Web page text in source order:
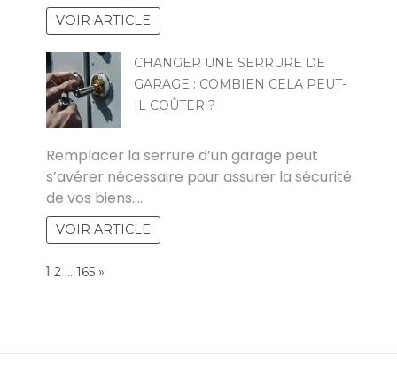
VOIR ARTICLE
CHANGER UNE SERRURE DE
GARAGE : COMBIEN CELA PEUT-
IL COÛTER ?
Remplacer la serrure d’un garage peut
s’avérer nécessaire pour assurer la sécurité
de vos biens.…
VOIR ARTICLE
Page:
1 2 … 165 NEXT
»